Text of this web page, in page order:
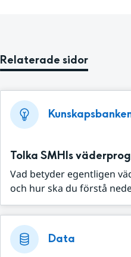
Relaterade sidor
Tolka SMHIs
Vad betyder egentligen
och hur ska du förstå
Data